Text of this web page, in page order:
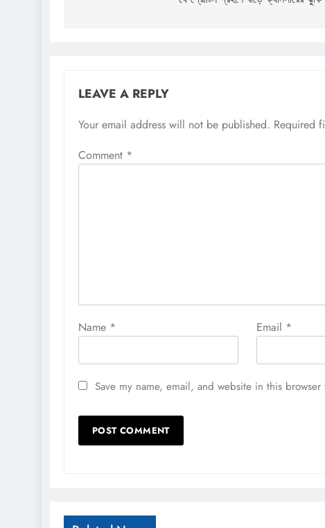
LEAVE A REPLY
Your email address will not be published. Required
Comment *
Name * Email *
Save my name, email, and website in this